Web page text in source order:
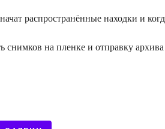
распространённые находки и
на пленке и отправку